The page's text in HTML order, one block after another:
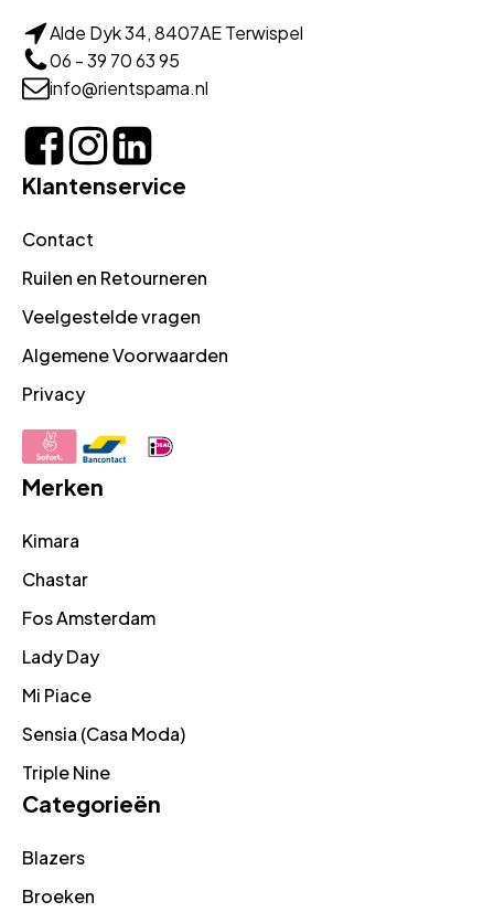
Alde Dyk 34, 8407AE Terwispel
06 - 39 70 63 95
info@rientspama.nl
Klantenservice
Contact
Ruilen en Retourneren
Veelgestelde vragen
Algemene Voorwaarden
Privacy
Merken
Kimara
Chastar
Fos Amsterdam
Lady Day
Mi Piace
Sensia (Casa Moda)
Triple Nine
Categorieën
Blazers
Broeken